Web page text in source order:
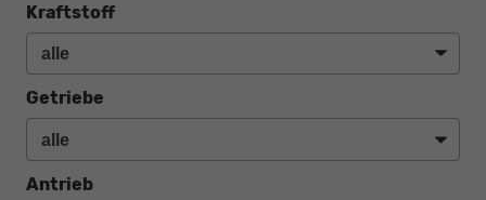
Kraftstoff
Getriebe
Antrieb